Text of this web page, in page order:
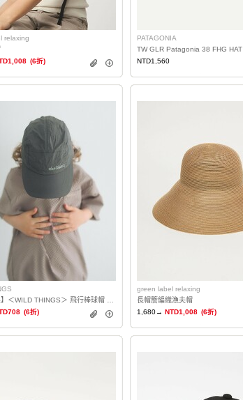
relaxing
(6折)
PATAGONIA
TW GLR Patagonia 38 FHG HAT
NTD1,560
(6折)
green label relaxing
長帽簷編織漁夫帽
1,680→ NTD1,008 (6折)